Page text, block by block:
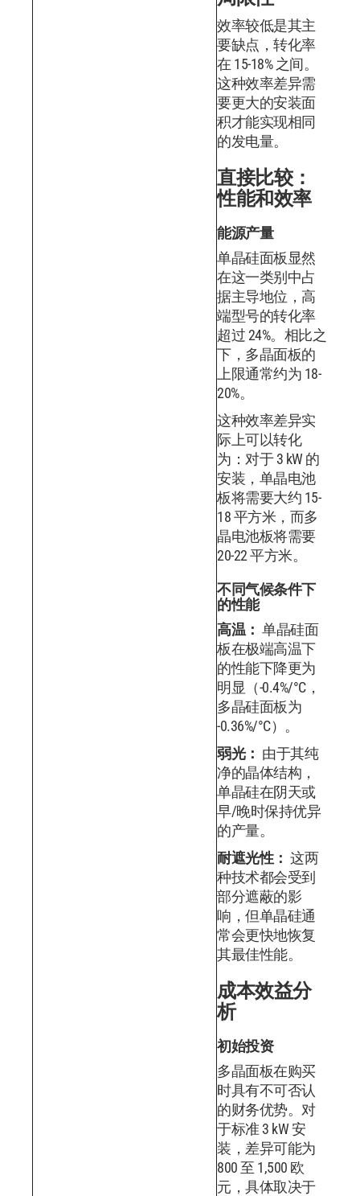
效率较低是其主
要缺点，转化率
在 15-18% 之间。
这种效率差异需
要更大的安装面
积才能实现相同
的发电量。
直接比较：
性能和效率
能源产量
单晶硅面板显然
在这一类别中占
据主导地位，高
端型号的转化率
超过 24%。相比之
下，多晶面板的
上限通常约为 18-
20%。
这种效率差异实
际上可以转化
为：对于 3 kW 的
安装，单晶电池
板将需要大约 15-
18 平方米，而多
晶电池板将需要
20-22 平方米。
不同气候条件下
的性能
高温： 单晶硅面
板在极端高温下
的性能下降更为
明显（-0.4%/°C，
多晶硅面板为
-0.36%/°C）。
弱光： 由于其纯
净的晶体结构，
单晶硅在阴天或
早/晚时保持优异
的产量。
耐遮光性： 这两
种技术都会受到
部分遮蔽的影
响，但单晶硅通
常会更快地恢复
其最佳性能。
成本效益分
析
初始投资
多晶面板在购买
时具有不可否认
的财务优势。对
于标准 3 kW 安
装，差异可能为
800 至 1,500 欧
元，具体取决于